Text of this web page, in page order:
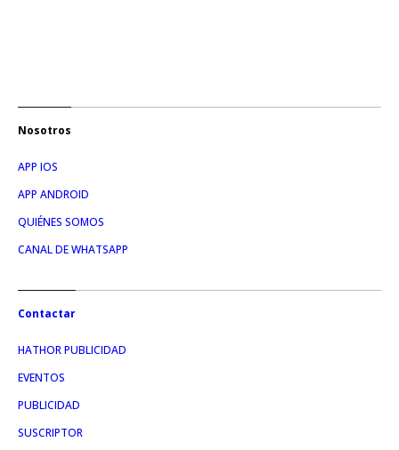
Nosotros
APP IOS
APP ANDROID
QUIÉNES SOMOS
CANAL DE WHATSAPP
Contactar
HATHOR PUBLICIDAD
EVENTOS
PUBLICIDAD
SUSCRIPTOR